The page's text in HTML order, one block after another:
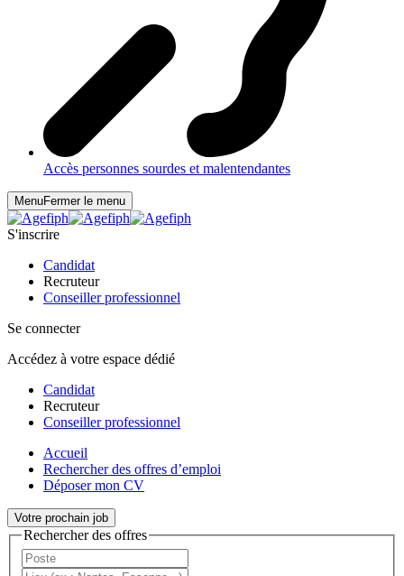
Accès personnes sourdes et malentendantes
MenuFermer le menu
S'inscrire
Candidat
Recruteur
Conseiller professionnel
Se connecter
Accédez à votre espace dédié
Candidat
Recruteur
Conseiller professionnel
Accueil
Rechercher des offres d’emploi
Déposer mon CV
Votre prochain job
Rechercher des offres